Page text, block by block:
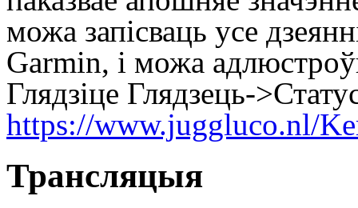
можа запісваць усе
Garmin, і можа
Глядзіце Глядзець-
https://www.juggluco.nl/
Трансляцыя